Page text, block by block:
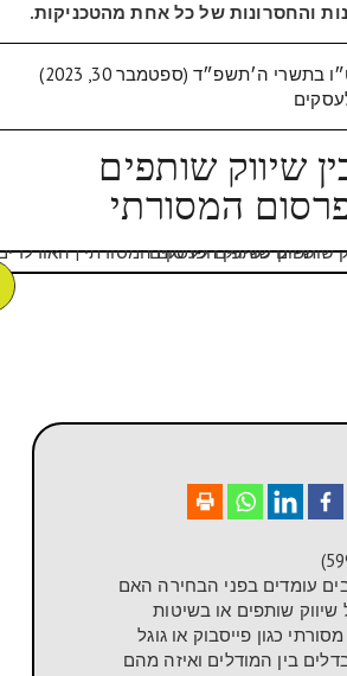
של כל אחת מהטכניקות.
ה׳תשפ״ד (ספטמבר 30, 2023)
שיווק שותפים
המסורתי
בפני הבחירה האם
שותפים או בשיטות
כגון פייסבוק או גוגל
המודלים ואיזה מהם